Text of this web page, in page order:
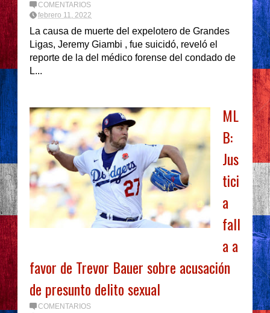
COMENTARIOS
febrero 11, 2022
La causa de muerte del expelotero de Grandes
Ligas, Jeremy Giambi , fue suicidó, reveló el
reporte de la del médico forense del condado de
L...
ML
B:
Jus
tici
a
fall
a a
favor de Trevor Bauer sobre acusación
de presunto delito sexual
COMENTARIOS